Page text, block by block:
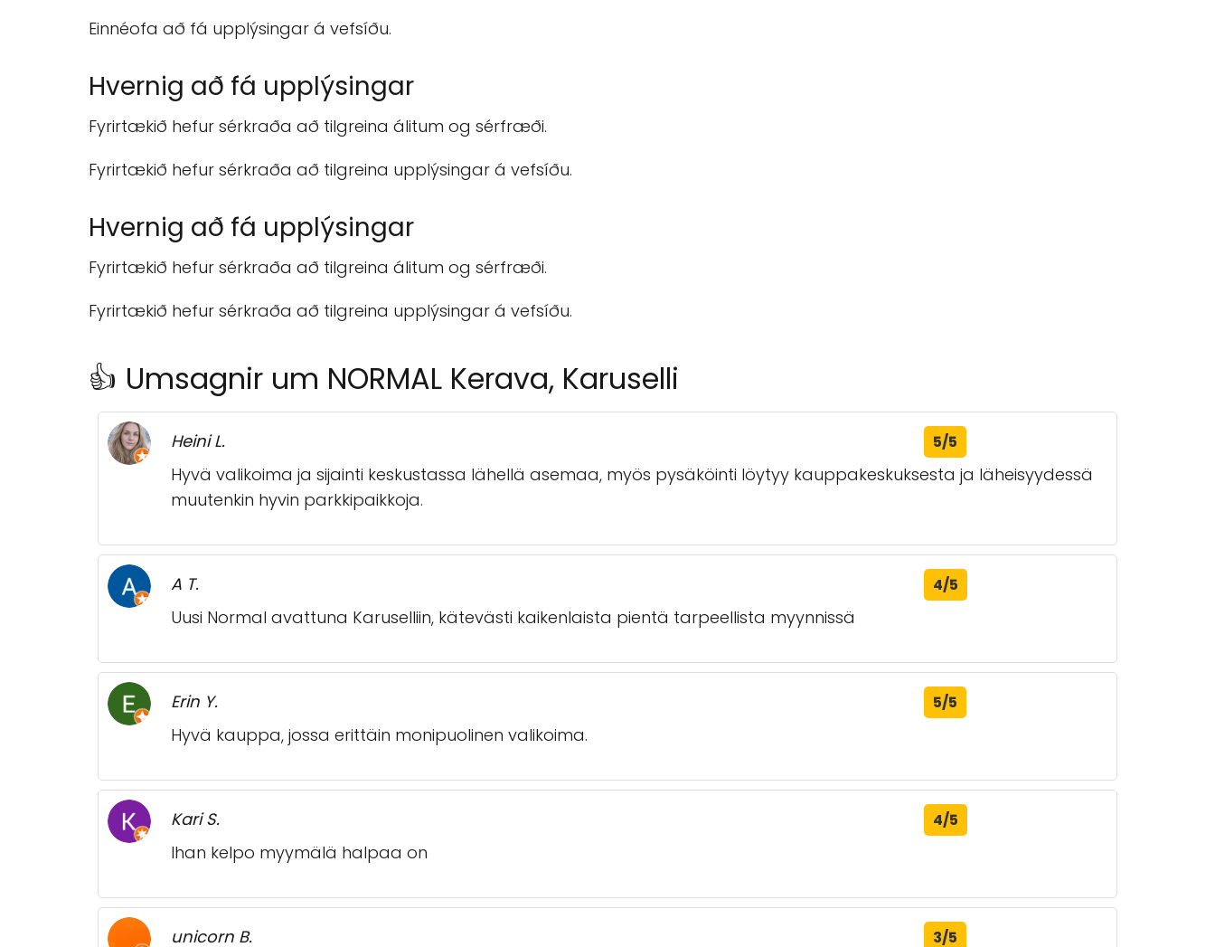
Einnéofa að fá upplýsingar á vefsíðu.
Hvernig að fá upplýsingar
Fyrirtækið hefur sérkraða að tilgreina álitum og sérfræði.
Fyrirtækið hefur sérkraða að tilgreina upplýsingar á vefsíðu.
Hvernig að fá upplýsingar
Fyrirtækið hefur sérkraða að tilgreina álitum og sérfræði.
Fyrirtækið hefur sérkraða að tilgreina upplýsingar á vefsíðu.
👍 Umsagnir um NORMAL Kerava, Karuselli
Heini L. 5/5
Hyvä valikoima ja sijainti keskustassa lähellä asemaa, myös pysäköinti löytyy kauppakeskuksesta ja läheisyydessä
muutenkin hyvin parkkipaikkoja.
A T. 4/5
Uusi Normal avattuna Karuselliin, kätevästi kaikenlaista pientä tarpeellista myynnissä
Erin Y. 5/5
Hyvä kauppa, jossa erittäin monipuolinen valikoima.
Kari S. 4/5
Ihan kelpo myymälä halpaa on
unicorn B. 3/5